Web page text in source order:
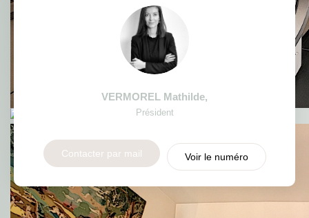
VERMOREL Mathilde,
Président
Contacter par mail Voir le numéro